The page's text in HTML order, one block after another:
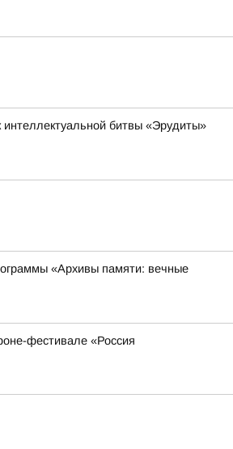
интеллектуальной битвы «Эрудиты»
«Архивы памяти: вечные
фестивале «Россия